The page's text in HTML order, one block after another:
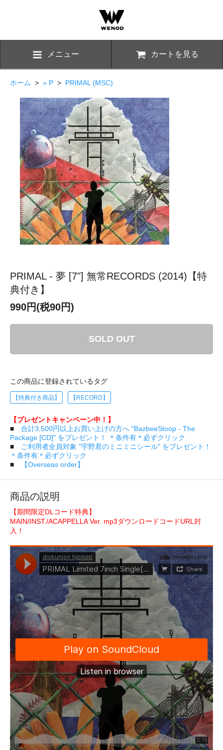
メニュー カートを見る
ホーム > » P > PRIMAL (MSC)
PRIMAL - 夢 [7"] 無常RECORDS (2014)【特
典付き】
990円(税90円)
SOLD OUT
この商品に登録されているタグ
【特典付き商品】 【RECORD】
【プレゼントキャンペーン中！】
■ 合計3,500円以上お買い上げの方へ "BazbeeStoop - The
Package [CD]" をプレゼント！ ＊条件有＊必ずクリック
■
ご利用者全員対象 "宇野君のミニミニシール" をプレゼント！
＊条件有＊必ずクリック
■
【Overseas order】
商品の説明
【期間限定DLコード特典】
MAIN/INST./ACAPPELLA Ver. mp3ダウンロードコードURL封
入！